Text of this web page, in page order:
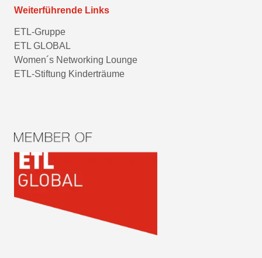
Weiterführende Links
ETL-Gruppe
ETL GLOBAL
Women´s Networking Lounge
ETL-Stiftung Kinderträume